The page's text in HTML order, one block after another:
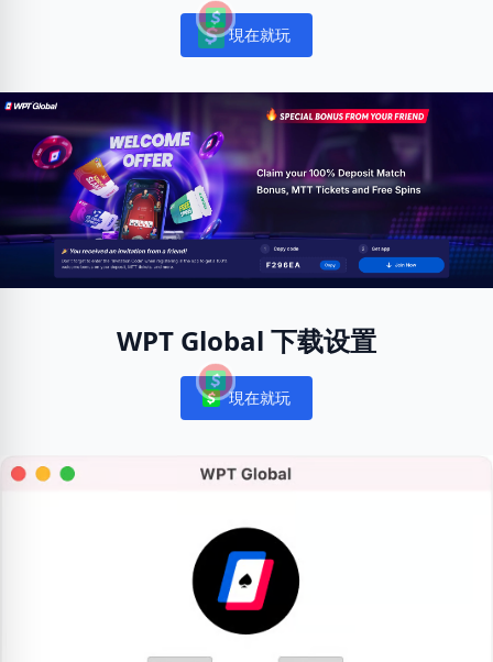
Notifications
現在就玩
WPT Global 下载设置
Notifications
現在就玩